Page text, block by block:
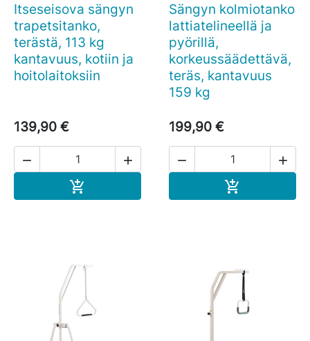
Itseseisova sängyn
trapetsitanko,
terästä, 113 kg
kantavuus, kotiin ja
hoitolaitoksiin
139,90 €
 

Sängyn kolmiotanko
lattiatelineellä ja
pyörillä,
korkeussäädettävä,
teräs, kantavuus
159 kg
199,90 €
 
